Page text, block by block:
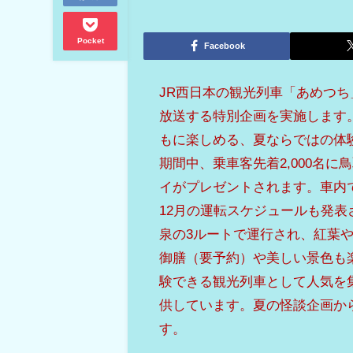
Pocket
Facebook
JR西日本の観光列車「あめつ
放送する特別企画を実施しま
もに楽しめる、夏ならではの
期間中、乗車客先着2,000名に
イがプレゼントされます。車
12月の運転スケジュールも発
泉の3ルートで運行され、紅葉
御膳（要予約）や美しい景色
験できる観光列車として人気
供しています。夏の怪談企画
す。